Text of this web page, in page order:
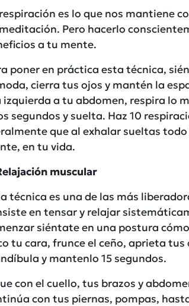
es lo que nos mantiene
Pero hacerlo
a tu mente.
poner en práctica esta técnica,
cierra tus ojos y mantén la
izquierda a tu abdomen, respira lo
segundos y suelta. Haz 10
que al exhalar sueltas
en tu vida.
muscular
técnica es una de las más
en tensar y relajar
siéntate en una postura
tu cara, frunce el ceño, aprieta
y mantenlo 15 segundos.
con el cuello, tus brazos y
con tus piernas, pompas,